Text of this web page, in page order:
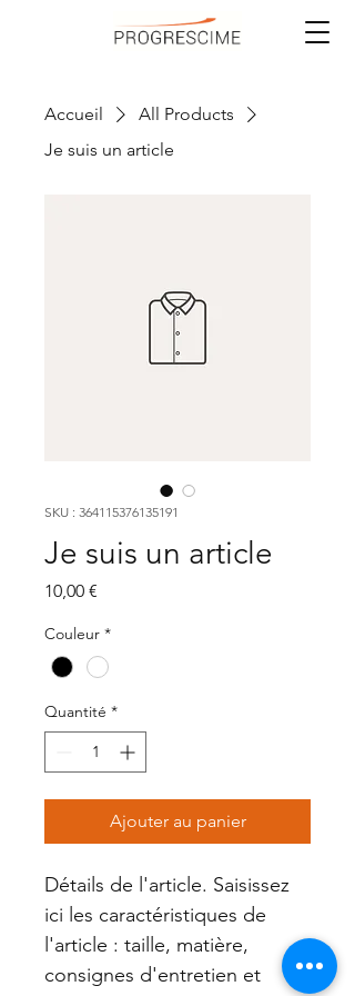
Accueil
All Products
Je suis un article
SKU : 364115376135191
Je suis un article
10,00 €
Couleur *
Quantité *
Ajouter au panier
Détails de l'article. Saisissez
ici les caractéristiques de
l'article : taille, matière,
consignes d'entretien et